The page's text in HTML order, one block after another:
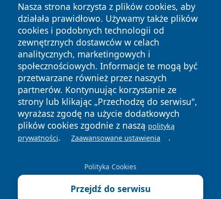
Nasza strona korzysta z plików cookies, aby
działała prawidłowo. Używamy także plików
cookies i podobnych technologii od
zewnętrznych dostawców w celach
analitycznych, marketingowych i
społecznościowych. Informacje te mogą być
przetwarzane również przez naszych
partnerów. Kontynuując korzystanie ze
strony lub klikając „Przechodzę do serwisu",
wyrażasz zgodę na użycie dodatkowych
plików cookies zgodnie z naszą polityką
prywatności. Zaawansowane ustawienia .
Polityka Cookies
Przejdź do serwisu
Copyright © 2026 lubinski24.pl Wszystkie prawa zastrzeżone.
News Autorzy
Polityka
Prywatności
Polityka
Cookies